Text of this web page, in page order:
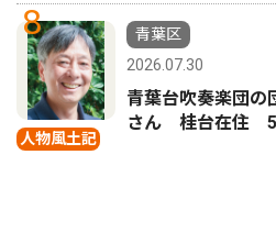
8
人物風土記
青葉区
2026.07.30
青葉台吹奏楽団
さん 桂台在住